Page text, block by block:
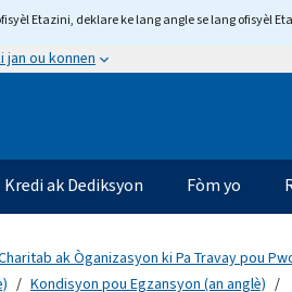
Etazini, deklare ke lang angle se lang ofisyèl
jan ou konnen
Kredi ak Dediksyon Fòm yo
ak Òganizasyon ki Pa Travay pou
Kondisyon pou Egzansyon (an anglè)